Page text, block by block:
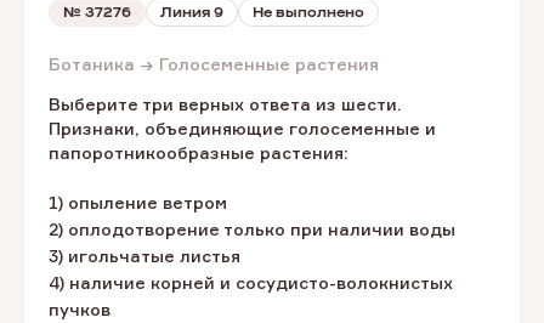
№ 37276 Линия 9 Не выполнено
Ботаника → Голосеменные растения
Выберите три верных ответа из шести.
Признаки, объединяющие голосеменные и
папоротникообразные растения:
1) опыление ветром
2) оплодотворение только при наличии воды
3) игольчатые листья
4) наличие корней и сосудисто-волокнистых
пучков